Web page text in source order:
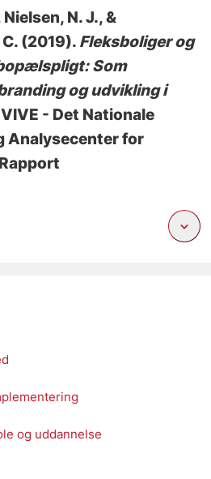
Nielsen, N. J., &
(2019). Fleksboliger og
Som
og udvikling i
- Det Nationale
Analysecenter for
og uddannelse